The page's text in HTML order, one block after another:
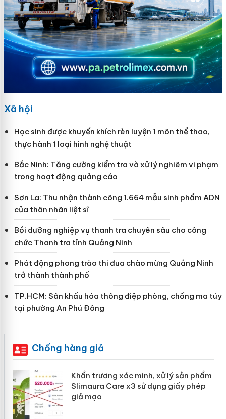
Xã hội
Học sinh được khuyến khích rèn luyện 1 môn thể thao,
thực hành 1 loại hình nghệ thuật
Bắc Ninh: Tăng cường kiểm tra và xử lý nghiêm vi phạm
trong hoạt động quảng cáo
Sơn La: Thu nhận thành công 1.664 mẫu sinh phẩm ADN
của thân nhân liệt sĩ
Bồi dưỡng nghiệp vụ thanh tra chuyên sâu cho công
chức Thanh tra tỉnh Quảng Ninh
Phát động phong trào thi đua chào mừng Quảng Ninh
trở thành thành phố
TP.HCM: Sân khấu hóa thông điệp phòng, chống ma túy
tại phường An Phú Đông
Chống hàng giả
Khẩn trương xác minh, xử lý sản phẩm
Slimaura Care x3 sử dụng giấy phép
giả mạo